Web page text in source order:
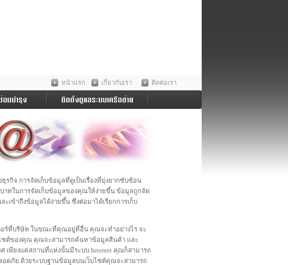
หน้าแรก เกี่ยวกับเรา ติดต่อเรา
กิจ การจัดเก็บข้อมูลที่ดูเป็นเรื่องที่ยุ่งยากซับซ้อน
าทในการจัดเก็บข้อมูลของคุณให้ง่ายขึ้น ข้อมูลถูกจัด
เข้าถึงข้อมูลได้ง่ายขึ้น ซึ่งต่อมาได้เรียกการเก็บ
ร์ที่บริษัท ในขณะที่คุณอยู่ที่อื่น คุณจะทำอย่างไร จะ
ซต์ของคุณ คุณจะสามารถค้นหาข้อมูลสินค้า และ
พียงแค่สถานที่แห่งนั้นมีระบบ Internet คุณก็สามารถ
ดภัย ด้วยระบบฐานข้อมูลบนเว็บไซต์คุณจะสามารถ